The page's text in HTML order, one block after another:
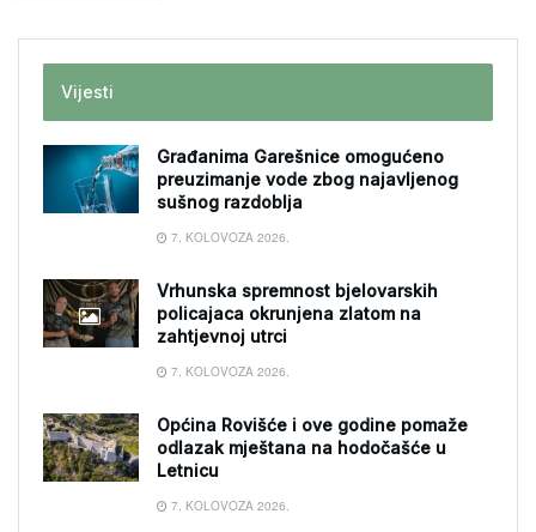
Vijesti
Građanima Garešnice omogućeno
preuzimanje vode zbog najavljenog
sušnog razdoblja
7. KOLOVOZA 2026.
Vrhunska spremnost bjelovarskih
policajaca okrunjena zlatom na
zahtjevnoj utrci
7. KOLOVOZA 2026.
Općina Rovišće i ove godine pomaže
odlazak mještana na hodočašće u
Letnicu
7. KOLOVOZA 2026.